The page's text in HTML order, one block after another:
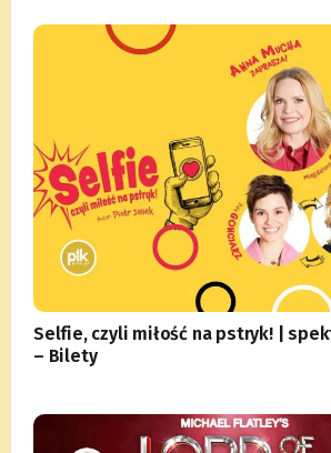
Selfie, czyli miłość na pstryk! |
– Bilety